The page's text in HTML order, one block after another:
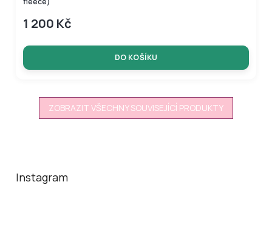
1 200 Kč
DO KOŠÍKU
ZOBRAZIT VŠECHNY SOUVISEJÍCÍ PRODUKTY
Instagram